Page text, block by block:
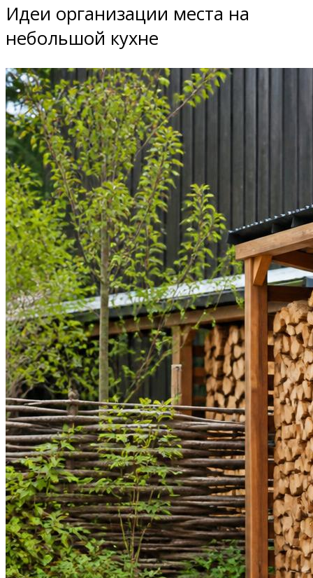
Идеи организации места на
небольшой кухне